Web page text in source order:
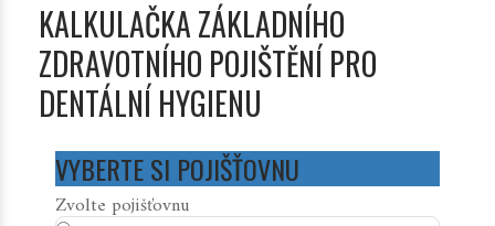
KALKULAČKA ZÁKLADNÍHO
ZDRAVOTNÍHO POJIŠTĚNÍ PRO
DENTÁLNÍ HYGIENU
VYBERTE SI POJIŠŤOVNU
Zvolte pojišťovnu